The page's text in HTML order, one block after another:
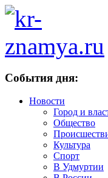
События дня:
Новости
Город и
Общество
Культура
Спорт
В Удмуртии